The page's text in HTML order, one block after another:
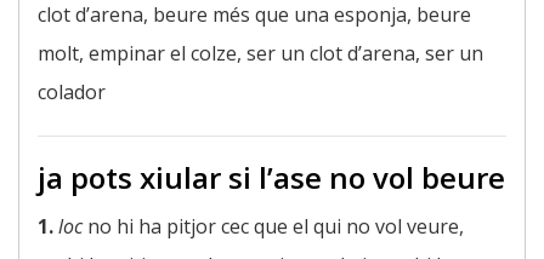
clot d’arena, beure més que una esponja, beure
molt, empinar el colze, ser un clot d’arena, ser un
colador
ja pots xiular si l’ase no vol beure
1.locno hi ha pitjor cec que el qui no vol veure,